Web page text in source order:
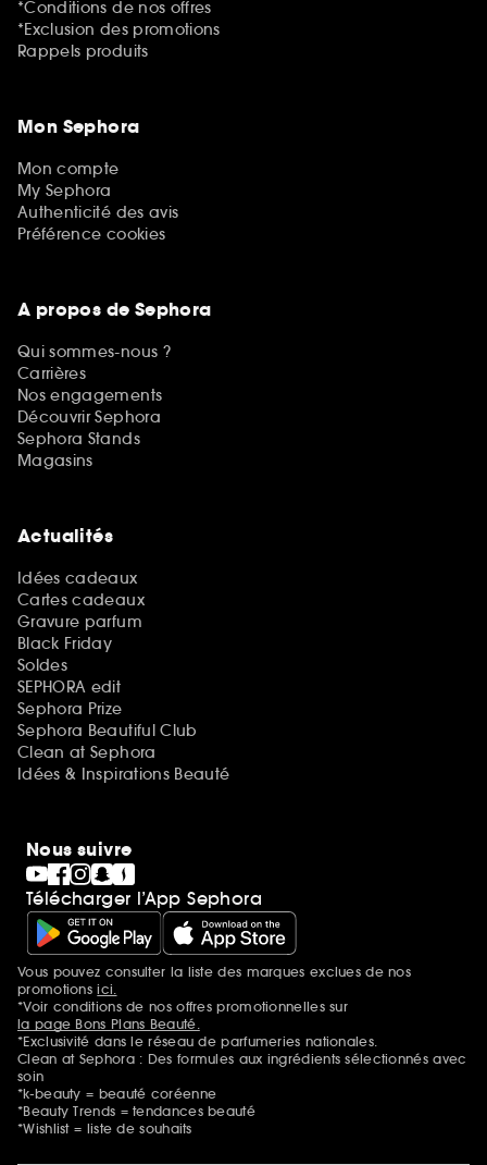
*Conditions de nos offres
*Exclusion des promotions
Rappels produits
Mon Sephora
Mon compte
My Sephora
Authenticité des avis
Préférence cookies
A propos de Sephora
Qui sommes-nous ?
Carrières
Nos engagements
Découvrir Sephora
Sephora Stands
Magasins
Actualités
Idées cadeaux
Cartes cadeaux
Gravure parfum
Black Friday
Soldes
SEPHORA edit
Sephora Prize
Sephora Beautiful Club
Clean at Sephora
Idées & Inspirations Beauté
Nous suivre
Télécharger l’App Sephora
Mentions additionnelles
Vous pouvez consulter la liste des marques exclues de nos
promotionsici.
*Voir conditions de nos offres promotionnelles sur
la page Bons Plans Beauté.
*Exclusivité dans le réseau de parfumeries nationales.
Clean at Sephora : Des formules aux ingrédients sélectionnés avec
soin
*k-beauty = beauté coréenne
*Beauty Trends = tendances beauté
*Wishlist = liste de souhaits